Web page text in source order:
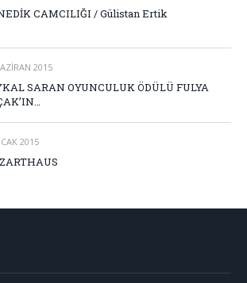
CAMCILIĞI / Gülistan Ertik
2015
SARAN OYUNCULUK ÖDÜLÜ FULYA
2015